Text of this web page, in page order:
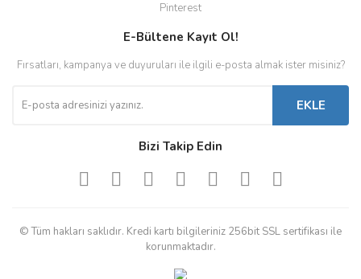
Pinterest
E-Bültene Kayıt Ol!
Fırsatları, kampanya ve duyuruları ile ilgili e-posta almak ister misiniz?
EKLE
Bizi Takip Edin
© Tüm hakları saklıdır. Kredi kartı bilgileriniz 256bit SSL sertifikası ile
korunmaktadır.